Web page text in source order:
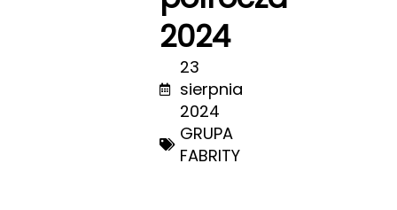
2024
23
sierpnia
2024
GRUPA
FABRITY